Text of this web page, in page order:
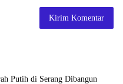
Putih di Serang Dibangun